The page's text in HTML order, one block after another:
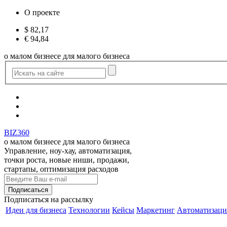
О проекте
$ 82,17
€ 94,84
о малом бизнесе для малого бизнеса
BIZ360
о малом бизнесе для малого бизнеса
Управление, ноу-хау, автоматизация,
точки роста, новые ниши, продажи,
стартапы, оптимизация расходов
Подписаться на рассылку
Идеи для бизнеса Технологии Кейсы Маркетинг